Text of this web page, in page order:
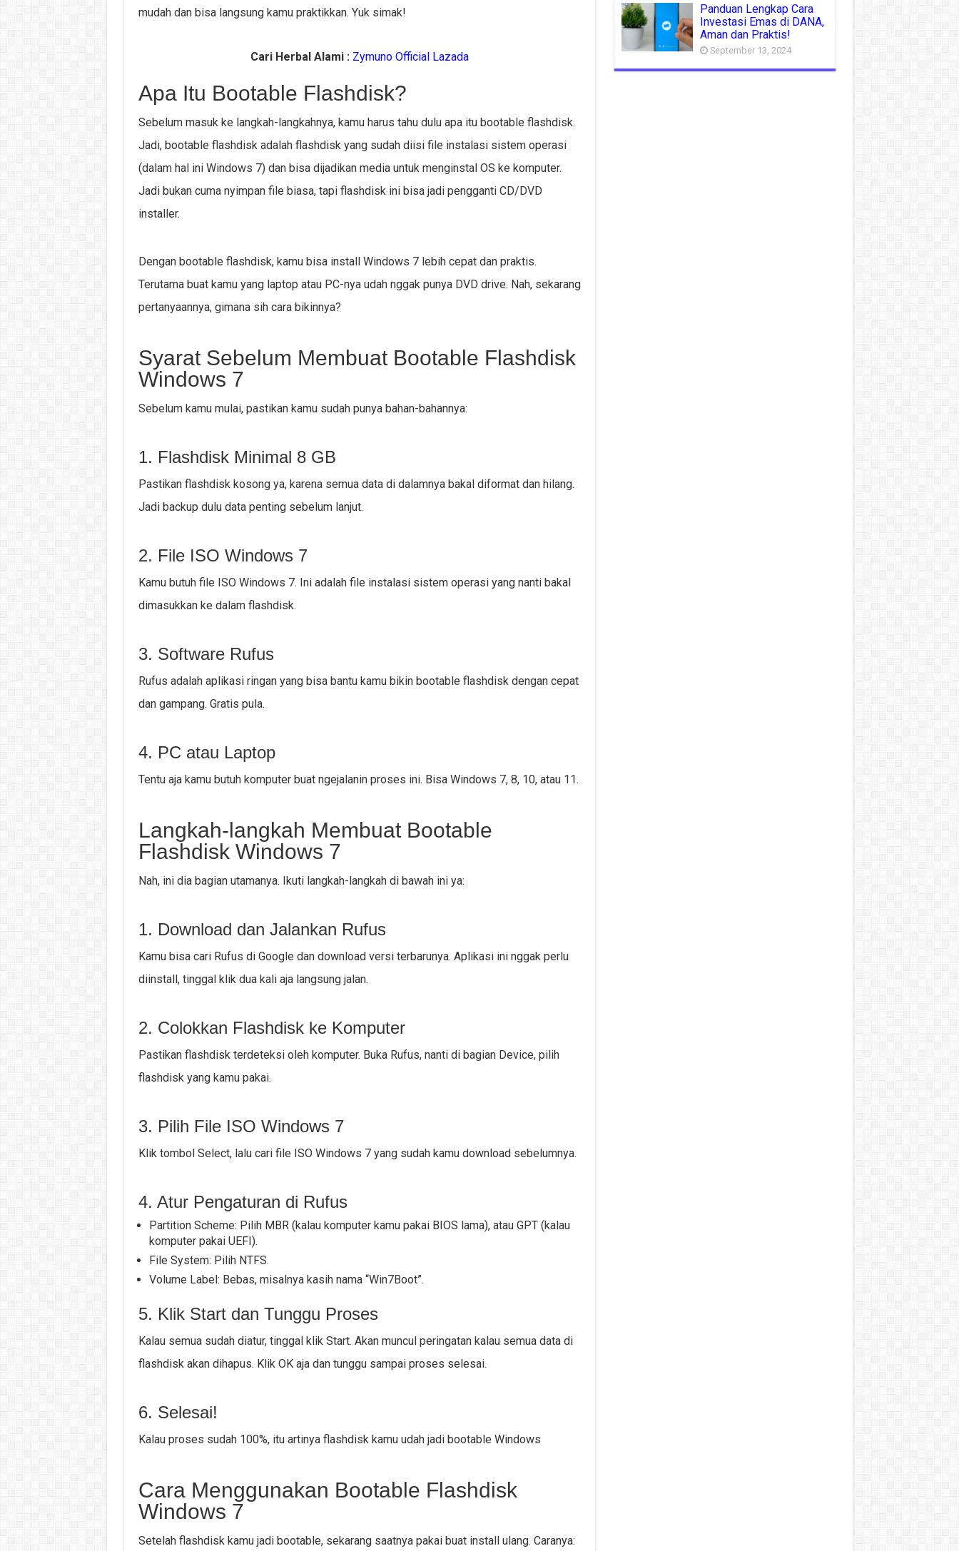
mudah dan bisa langsung kamu praktikkan. Yuk simak!
Cari Herbal Alami : Zymuno Official Lazada
Apa Itu Bootable Flashdisk?
Sebelum masuk ke langkah-langkahnya, kamu harus tahu dulu apa itu bootable flashdisk.
Jadi, bootable flashdisk adalah flashdisk yang sudah diisi file instalasi sistem operasi
(dalam hal ini Windows 7) dan bisa dijadikan media untuk menginstal OS ke komputer.
Jadi bukan cuma nyimpan file biasa, tapi flashdisk ini bisa jadi pengganti CD/DVD
installer.
Dengan bootable flashdisk, kamu bisa install Windows 7 lebih cepat dan praktis.
Terutama buat kamu yang laptop atau PC-nya udah nggak punya DVD drive. Nah, sekarang
pertanyaannya, gimana sih cara bikinnya?
Syarat Sebelum Membuat Bootable Flashdisk
Windows 7
Sebelum kamu mulai, pastikan kamu sudah punya bahan-bahannya:
1. Flashdisk Minimal 8 GB
Pastikan flashdisk kosong ya, karena semua data di dalamnya bakal diformat dan hilang.
Jadi backup dulu data penting sebelum lanjut.
2. File ISO Windows 7
Kamu butuh file ISO Windows 7. Ini adalah file instalasi sistem operasi yang nanti bakal
dimasukkan ke dalam flashdisk.
3. Software Rufus
Rufus adalah aplikasi ringan yang bisa bantu kamu bikin bootable flashdisk dengan cepat
dan gampang. Gratis pula.
4. PC atau Laptop
Tentu aja kamu butuh komputer buat ngejalanin proses ini. Bisa Windows 7, 8, 10, atau 11.
Langkah-langkah Membuat Bootable
Flashdisk Windows 7
Nah, ini dia bagian utamanya. Ikuti langkah-langkah di bawah ini ya:
1. Download dan Jalankan Rufus
Kamu bisa cari Rufus di Google dan download versi terbarunya. Aplikasi ini nggak perlu
diinstall, tinggal klik dua kali aja langsung jalan.
2. Colokkan Flashdisk ke Komputer
Pastikan flashdisk terdeteksi oleh komputer. Buka Rufus, nanti di bagian Device, pilih
flashdisk yang kamu pakai.
3. Pilih File ISO Windows 7
Klik tombol Select, lalu cari file ISO Windows 7 yang sudah kamu download sebelumnya.
4. Atur Pengaturan di Rufus
Partition Scheme: Pilih MBR (kalau komputer kamu pakai BIOS lama), atau GPT (kalau
komputer pakai UEFI).
File System: Pilih NTFS.
Volume Label: Bebas, misalnya kasih nama “Win7Boot”.
5. Klik Start dan Tunggu Proses
Kalau semua sudah diatur, tinggal klik Start. Akan muncul peringatan kalau semua data di
flashdisk akan dihapus. Klik OK aja dan tunggu sampai proses selesai.
6. Selesai!
Kalau proses sudah 100%, itu artinya flashdisk kamu udah jadi bootable Windows
Cara Menggunakan Bootable Flashdisk
Windows 7
Setelah flashdisk kamu jadi bootable, sekarang saatnya pakai buat install ulang. Caranya:
Panduan Lengkap Cara
Investasi Emas di DANA,
Aman dan Praktis!
September 13, 2024